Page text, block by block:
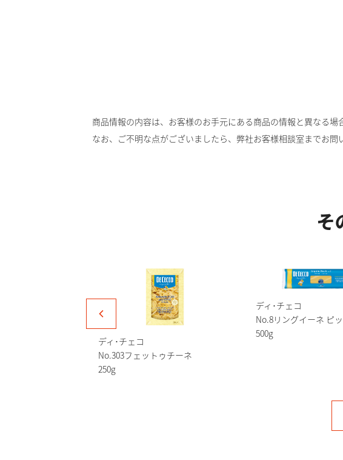
商品情報の内容は、お客様のお手元にある商品の情報と異なる
なお、ご不明な点がございましたら、弊社お客様相談室までお問
そ
ディ･チェコ
No.303フェットゥチーネ
250g
ディ･チェコ
No.8リングイーネ ピ
500g